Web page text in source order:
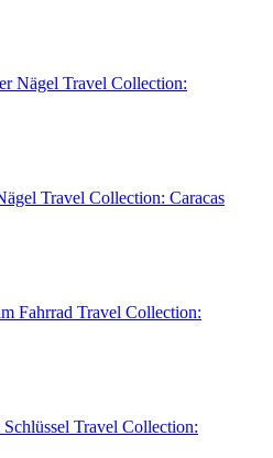
Travel Collection:
Travel Collection: Caracas
Travel Collection:
Travel Collection: